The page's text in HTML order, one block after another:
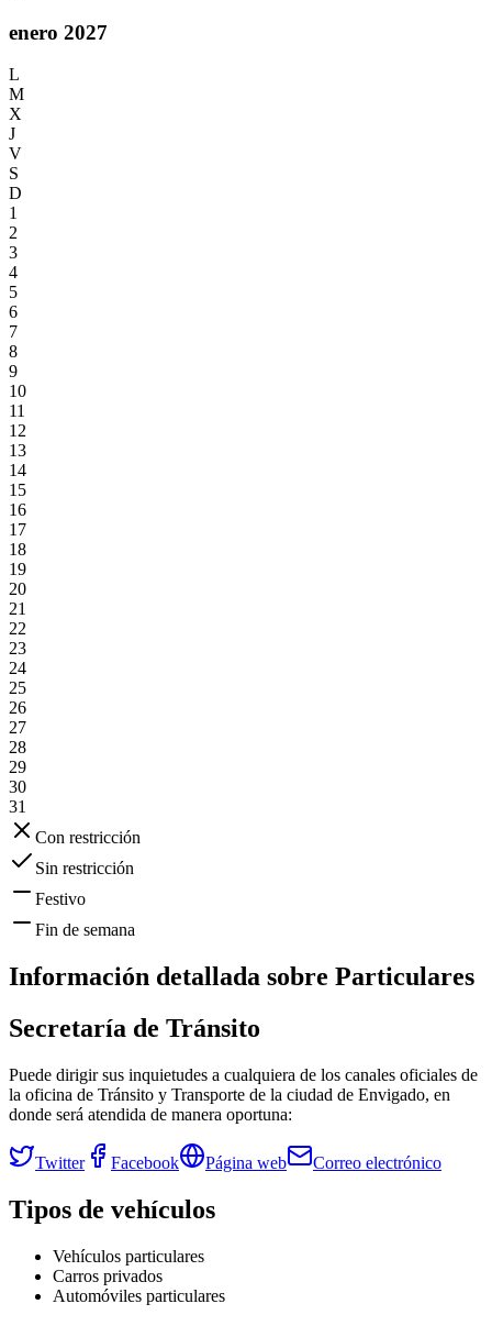
enero 2027
L
M
X
J
V
S
D
1
2
3
4
5
6
7
8
9
10
11
12
13
14
15
16
17
18
19
20
21
22
23
24
25
26
27
28
29
30
31
Con restricción
Sin restricción
Festivo
Fin de semana
Información detallada sobre Particulares
Secretaría de Tránsito
Puede dirigir sus inquietudes a cualquiera de los canales oficiales de
la oficina de Tránsito y Transporte de la ciudad de Envigado, en
donde será atendida de manera oportuna:
Twitter Facebook Página web Correo electrónico
Tipos de vehículos
Vehículos particulares
Carros privados
Automóviles particulares